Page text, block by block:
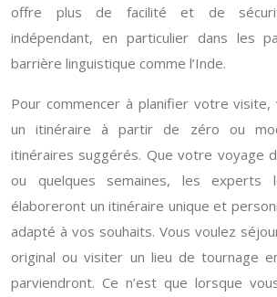
offre plus de facilité et de
indépendant, en particulier dans les
barrière linguistique comme l’Inde.
Pour commencer à planifier votre
un itinéraire à partir de zéro ou
itinéraires suggérés. Que votre voyage
ou quelques semaines, les experts
élaboreront un itinéraire unique et
adapté à vos souhaits. Vous voulez
original ou visiter un lieu de tournage
parviendront. Ce n’est que lorsque